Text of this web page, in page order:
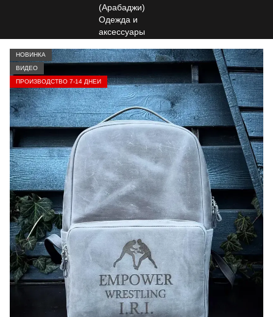
НОВИНКА
ВИДЕО
ПРОИЗВОДСТВО 7-14 ДНЕЙ